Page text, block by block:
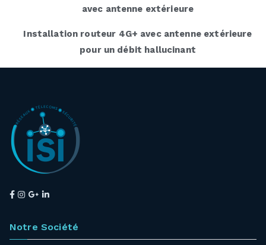
avec antenne extérieure
Installation routeur 4G+ avec antenne extérieure
pour un débit hallucinant
Notre Société